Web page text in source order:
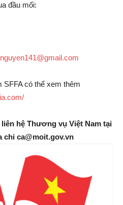
đầu mối:
SFFA có thể xem thêm
hệ Thương vụ Việt Nam tại
chỉ ca@moit.gov.vn